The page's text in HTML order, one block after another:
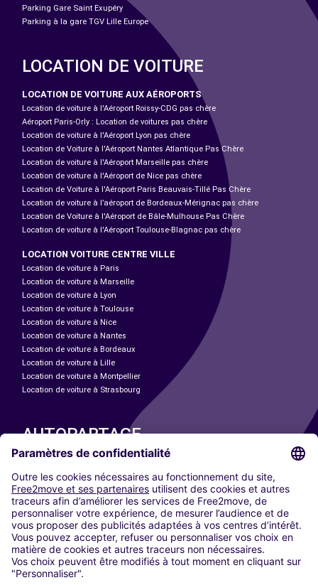
Parking Gare Saint Exupéry
Parking à la gare TGV Lille Europe
LOCATION DE VOITURE
LOCATION DE VOITURE AUX AÉROPORTS
Location de voiture à l'Aéroport Roissy-CDG pas chère
Aéroport Paris-Orly : Location de voitures pas chère
Location de voiture à l'Aéroport Lyon pas chère
Location de Voiture à l'Aéroport Nantes Atlantique Pas Chère
Location de voiture à l'Aéroport Marseille pas chère
Location de voiture à l'Aéroport de Nice pas chère
Location de Voiture à l'Aéroport Paris Beauvais-Tillé Pas Chère
Location de voiture à l’aéroport de Bordeaux-Mérignac pas chère
Location de Voiture à l'Aéroport de Bâle-Mulhouse Pas Chère
Location de voiture à l'Aéroport Toulouse-Blagnac pas chère
LOCATION VOITURE CENTRE VILLE
Location de voiture à Paris
Location de voiture à Marseille
Location de voiture à Lyon
Location de voiture à Toulouse
Location de voiture à Nice
Location de voiture à Nantes
Location de voiture à Bordeaux
Location de voiture à Lille
Location de voiture à Montpellier
Location de voiture à Strasbourg
AUTOPARTAGE
Paris
Madrid
Washington DC
Milan
Rome
Turin
Vienne
Berlin